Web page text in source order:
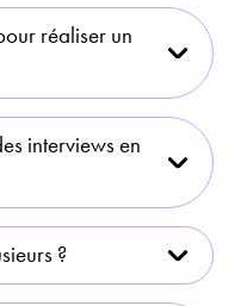
réaliser un
interviews en
?